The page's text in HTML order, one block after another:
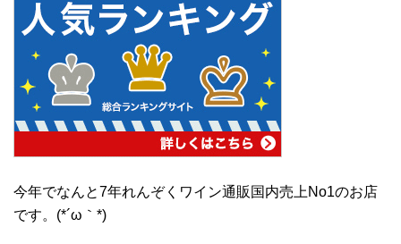
今年でなんと7年れんぞくワイン通販国内売上No1のお店
です。(*´ω｀*)